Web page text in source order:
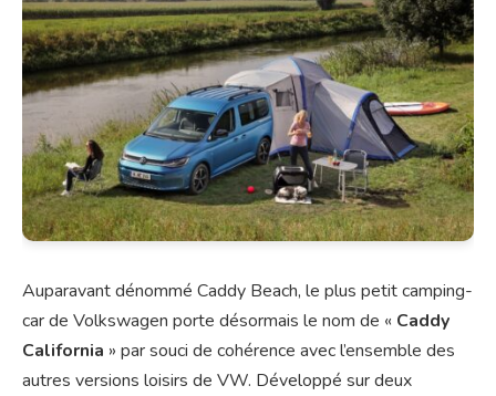
Auparavant dénommé Caddy Beach, le plus petit camping-
car de Volkswagen porte désormais le nom de « Caddy
California » par souci de cohérence avec l’ensemble des
autres versions loisirs de VW. Développé sur deux